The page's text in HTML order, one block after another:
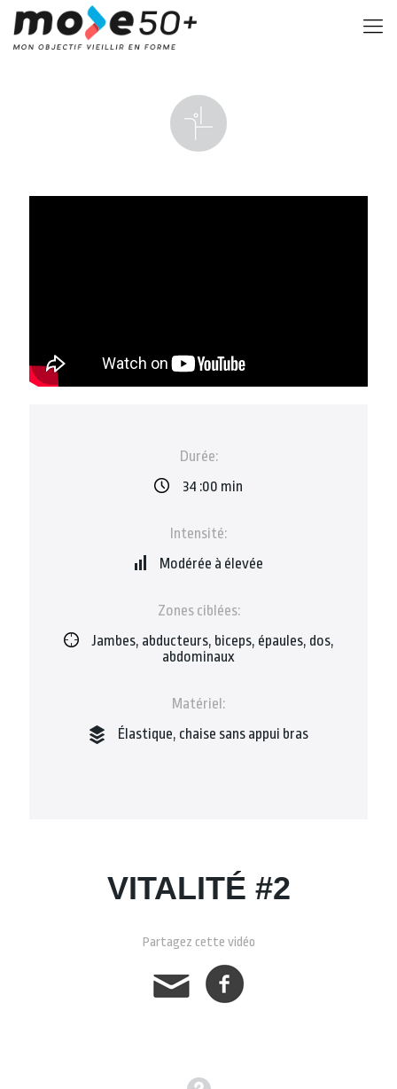
Durée:
34 :00 min
Intensité:
Modérée à élevée
Zones ciblées:
Jambes, abducteurs, biceps, épaules, dos,
abdominaux
Matériel:
Élastique, chaise sans appui bras
VITALITÉ #2
Partagez cette vidéo